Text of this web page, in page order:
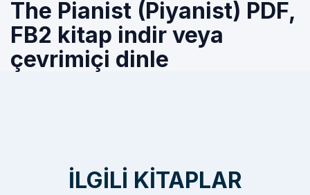
The Pianist (Piyanist) PDF,
FB2 kitap indir veya
çevrimiçi dinle
İLGILI KITAPLAR